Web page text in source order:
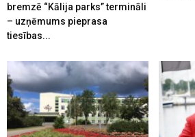
bremzē “Kālija parks” termināli
– uzņēmums pieprasa
tiesības...